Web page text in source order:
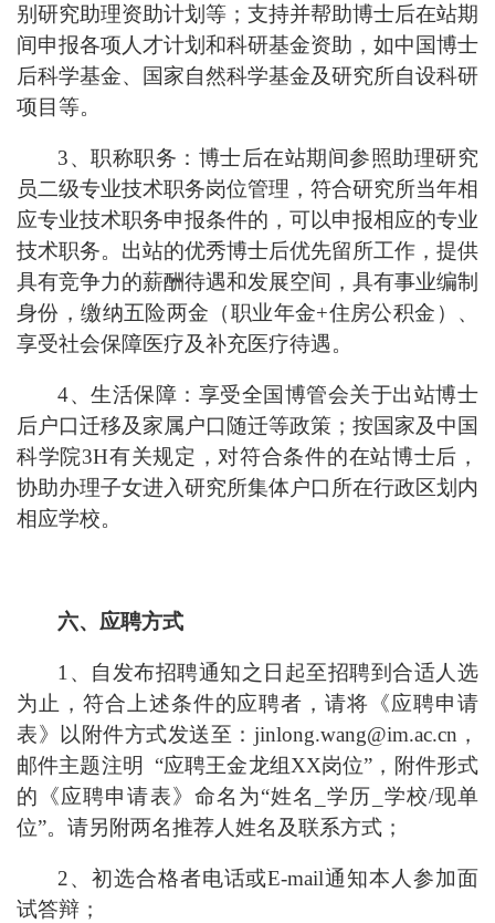
别研究助理资助计划等；支持并帮助博士后在站期
间申报各项人才计划和科研基金资助，如中国博士
后科学基金、国家自然科学基金及研究所自设科研
项目等。
3、职称职务：博士后在站期间参照助理研究
员二级专业技术职务岗位管理，符合研究所当年相
应专业技术职务申报条件的，可以申报相应的专业
技术职务。出站的优秀博士后优先留所工作，提供
具有竞争力的薪酬待遇和发展空间，具有事业编制
身份，缴纳五险两金（职业年金+住房公积金）、
享受社会保障医疗及补充医疗待遇。
4、生活保障：享受全国博管会关于出站博士
后户口迁移及家属户口随迁等政策；按国家及中国
科学院3H有关规定，对符合条件的在站博士后，
协助办理子女进入研究所集体户口所在行政区划内
相应学校。
六、应聘方式
1、自发布招聘通知之日起至招聘到合适人选
为止，符合上述条件的应聘者，请将《应聘申请
表》以附件方式发送至：jinlong.wang@im.ac.cn，
邮件主题注明 “应聘王金龙组XX岗位”，附件形式
的《应聘申请表》命名为“姓名_学历_学校/现单
位”。请另附两名推荐人姓名及联系方式；
2、初选合格者电话或E-mail通知本人参加面
试答辩；